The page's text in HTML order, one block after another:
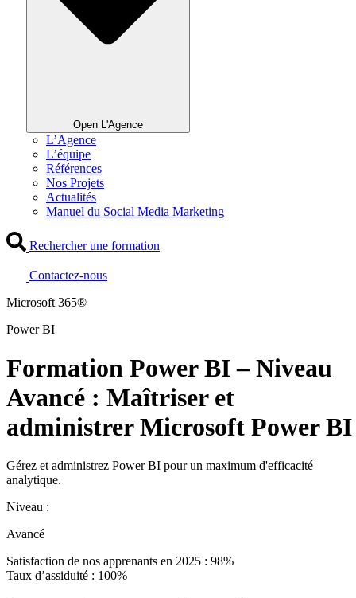
Open L'Agence
L’Agence
L’équipe
Références
Nos Projets
Actualités
Manuel du Social Media Marketing
Rechercher une formation
Contactez-nous
Microsoft 365®
Power BI
Formation Power BI – Niveau
Avancé : Maîtriser et
administrer Microsoft Power BI
Gérez et administrez Power BI pour un maximum d'efficacité
analytique.
Niveau :
Avancé
Satisfaction de nos apprenants en 2025 : 98%
Taux d’assiduité : 100%